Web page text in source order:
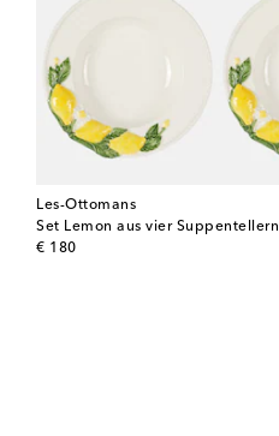
Les-Ottomans
Set Lemon aus vier Suppentellern
€ 180
original price